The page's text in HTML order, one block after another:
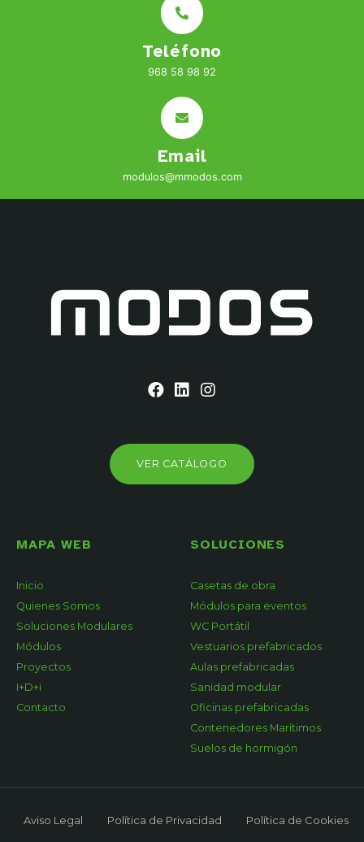
Teléfono
968 58 98 92
Email
modulos@mmodos.com
VER CATÁLOGO
MAPA WEB
Inicio
Quienes Somos
Soluciones Modulares
Módulos
Proyectos
I+D+i
Contacto
SOLUCIONES
Casetas de obra
Módulos para eventos
WC Portátil
Vestuarios prefabricados
Aulas prefabricadas
Sanidad modular
Oficinas prefabricadas
Contenedores Marítimos
Suelos de hormigón
Aviso Legal Política de Privacidad Política de Cookies